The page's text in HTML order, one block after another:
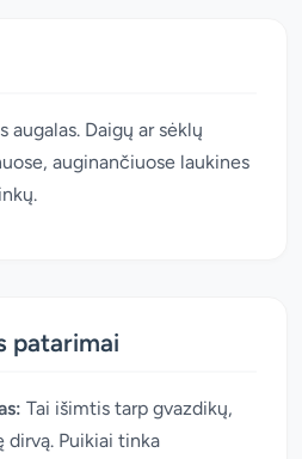
augalas. Daigų ar sėklų
auginančiuose laukines
patarimai
Tai išimtis tarp gvazdikų,
dirvą. Puikiai tinka